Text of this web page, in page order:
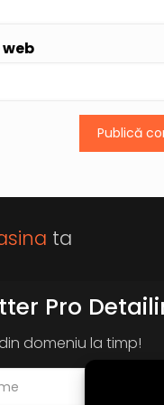
web
ta
Pro
domeniu la timp!